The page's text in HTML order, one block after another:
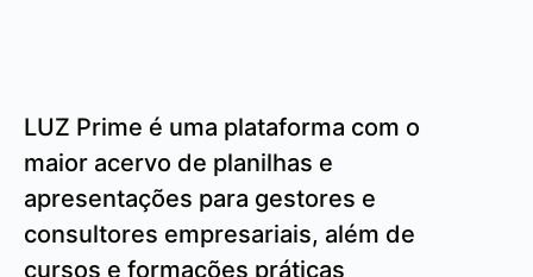
LUZ Prime é uma plataforma com o
maior acervo de planilhas e
apresentações para gestores e
consultores empresariais, além de
cursos e formações práticas